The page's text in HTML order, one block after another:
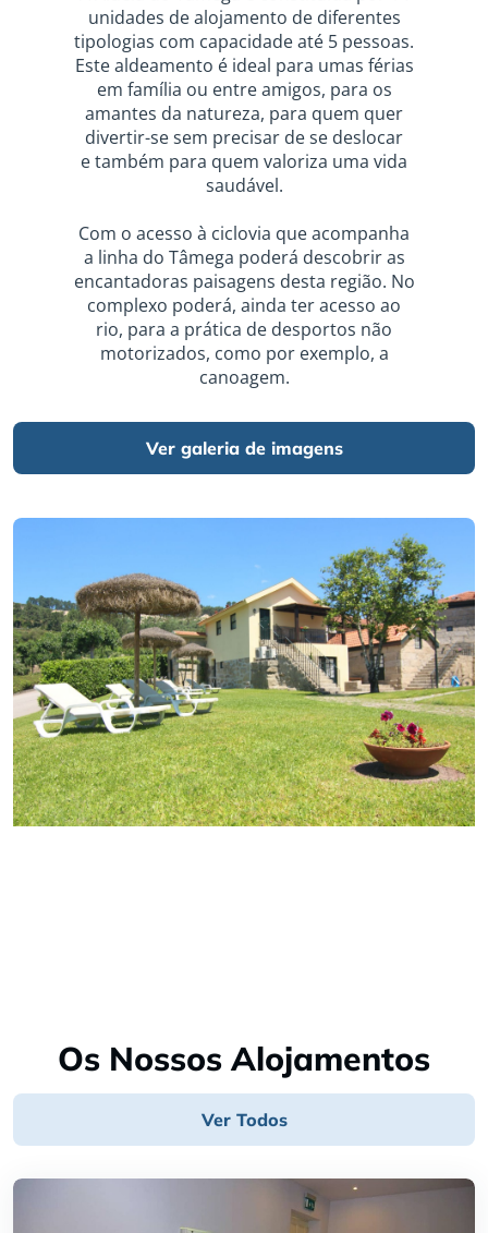
unidades de alojamento de diferentes
tipologias com capacidade até 5 pessoas.
Este aldeamento é ideal para umas férias
em família ou entre amigos, para os
amantes da natureza, para quem quer
divertir-se sem precisar de se deslocar
e também para quem valoriza uma vida
saudável.
Com o acesso à ciclovia que acompanha
a linha do Tâmega poderá descobrir as
encantadoras paisagens desta região. No
complexo poderá, ainda ter acesso ao
rio, para a prática de desportos não
motorizados, como por exemplo, a
canoagem.
Ver galeria de imagens
Os Nossos Alojamentos
Ver Todos